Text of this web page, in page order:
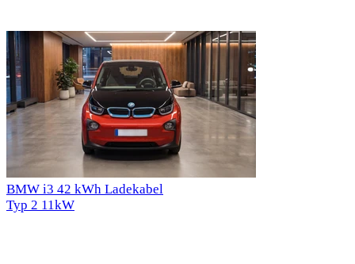
BMW i3 42 kWh Ladekabel
Typ 2 11kW